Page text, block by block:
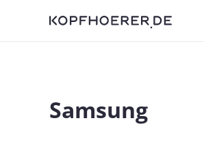
Samsung